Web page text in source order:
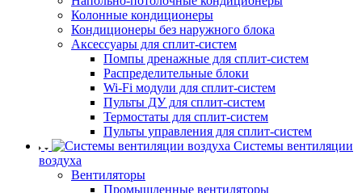
Колонные кондиционеры
Кондиционеры без наружного блока
Аксессуары для сплит-систем
Помпы дренажные для сплит-систем
Распределительные блоки
Wi-Fi модули для сплит-систем
Пульты ДУ для сплит-систем
Термостаты для сплит-систем
Пульты управления для сплит-систем
Системы вентиляции
воздуха
Вентиляторы
Промышленные вентиляторы